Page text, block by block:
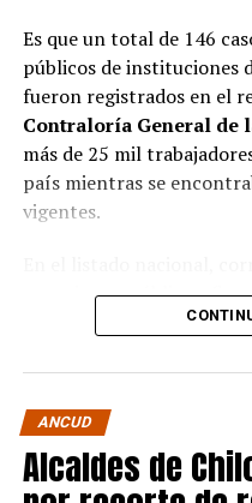
Es que un total de 146
públicos de instituciones
fueron registrados en el
Contraloría General de
más de 25 mil
país mientras se
vigentes.
organismos públicos,
dentro de la provincia. Le
Municipal de Quellón
Municipal de Curaco de
Salud Chiloé , con 11 .
Municipalidad de Ancud
ANCUD
Alcaldes de